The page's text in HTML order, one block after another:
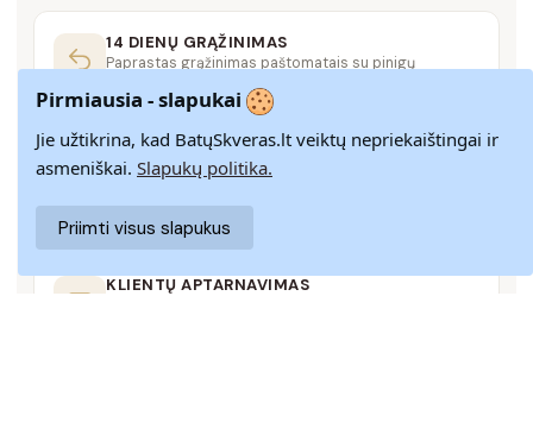
14 DIENŲ GRĄŽINIMAS
Paprastas grąžinimas paštomatais su pinigų
SAUGUS MOKĖJIMAS
SSL šifravimas užtikrina aukščiausią jūsų duomenų
saugumo lygį
KLIENTŲ APTARNAVIMAS
Pirmiausia - slapukai
Jie užtikrina, kad BatųSkveras.lt veiktų nepriekaištingai ir
asmeniškai. Slapukų politika.
Priimti visus slapukus